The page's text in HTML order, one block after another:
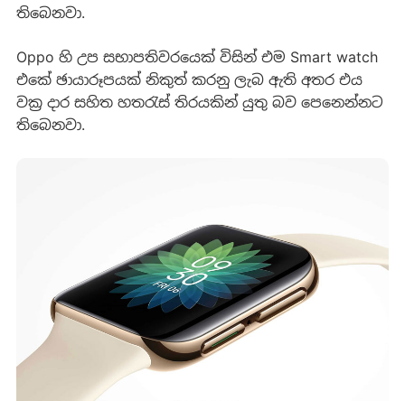
තිබෙනවා.
Oppo හි උප සභාපතිවරයෙක් විසින් එම Smart watch
එකේ ඡායාරූපයක් නිකුත් කරනු ලැබ ඇති අතර එය
වක්‍ර දාර සහිත හතරැස් තිරයකින් යුතු බව පෙනෙන්නට
තිබෙනවා.